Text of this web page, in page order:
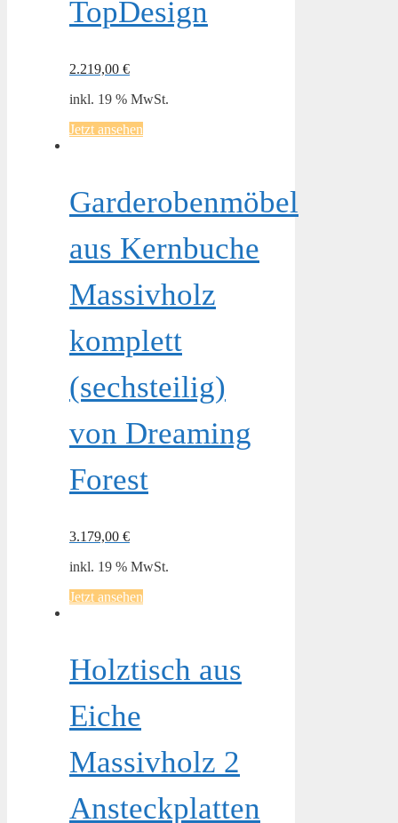
TopDesign
2.219,00 €
inkl. 19 % MwSt.
Jetzt ansehen
Garderobenmöbel
aus Kernbuche
Massivholz
komplett
(sechsteilig)
von Dreaming
Forest
3.179,00 €
inkl. 19 % MwSt.
Jetzt ansehen
Holztisch aus
Eiche
Massivholz 2
Ansteckplatten